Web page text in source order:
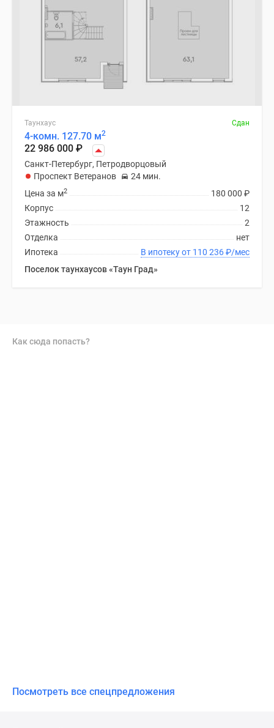
Таунхаус Сдан
4-комн. 127.70 м2
22 986 000 ₽
Санкт-Петербург, Петродворцовый
Проспект Ветеранов
24 мин.
180 000 ₽
Цена за м2
12
Корпус
2
Этажность
нет
Отделка
В ипотеку от 110 236₽/мес
Ипотека
Поселок таунхаусов «Таун Град»
Как сюда попасть?
Посмотреть все спецпредложения